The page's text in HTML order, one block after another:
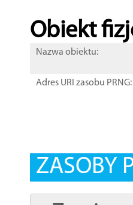
Obiekt
Nazwa obiektu:
Adres URI zasobu PRNG:
ZASOBY